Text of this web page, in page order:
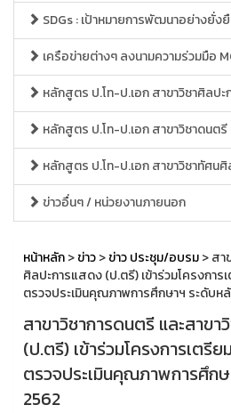
SDGs : เป้าหมายการพัฒนาอย่างยั่ง
เครือข่ายต่างๆ ลงนามความร่วมมือ
หลักสูตร ป.โท-ป.เอก สาขาวิชาศิลป
หลักสูตร ป.โท-ป.เอก สาขาวิชาดนตรี
หลักสูตร ป.โท-ป.เอก สาขาวิชาทัศน
ข่าวอื่นๆ / หน่วยงานภายนอก
หน้าหลัก>ข่าว>ข่าว ประชุม/อบรม> สา
ศิลปะการแสดง (ป.ตรี) เข้าร่วมโครงกา
ตรวจประเมินคุณภาพการศึกษาฯ ระดับห
สาขาวิชาการดนตรี และสาข
(ป.ตรี) เข้าร่วมโครงการเตรี
ตรวจประเมินคุณภาพการศึก
2562